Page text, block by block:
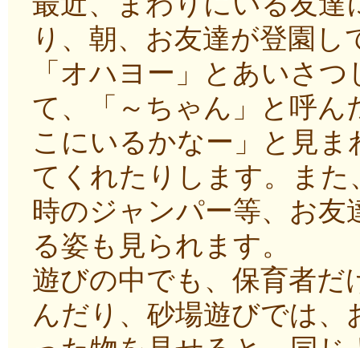
り、朝、お友達が登園
「オハヨー」とあいさ
て、「～ちゃん」と呼
こにいるかなー」と見
てくれたりします。ま
時のジャンパー等、お
る姿も見られます。
遊びの中でも、保育者
んだり、砂場遊びでは